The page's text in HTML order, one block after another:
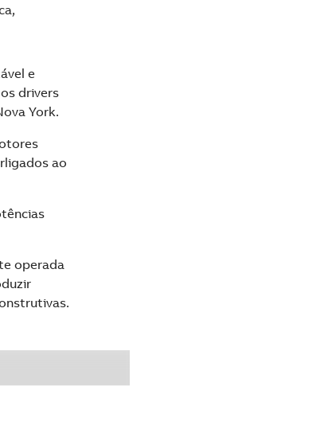
e
drivers
York.
ao
operada